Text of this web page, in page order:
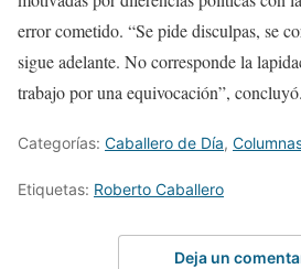
error cometido. “Se pide disculpas, se
sigue adelante. No corresponde la
trabajo por una equivocación”, concluyó.
Categorías: Caballero de Día,
Etiquetas: Roberto Caballero
Deja un